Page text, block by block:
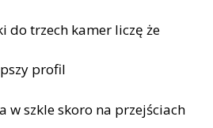
do trzech kamer liczę że
profil
w szkle skoro na przejściach